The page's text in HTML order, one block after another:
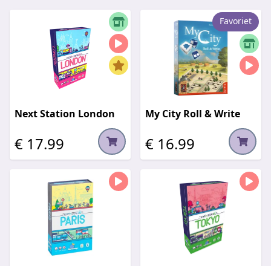
Next Station London
€ 17.99
Favoriet
My City Roll & Write
€ 16.99